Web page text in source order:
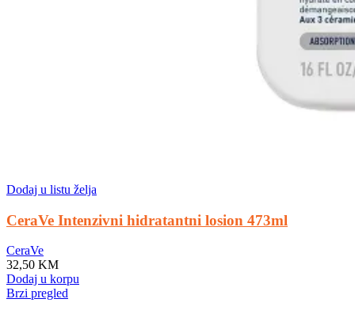
Dodaj u listu želja
CeraVe Intenzivni hidratantni losion 473ml
CeraVe
32,50 KM
Dodaj u korpu
Brzi pregled